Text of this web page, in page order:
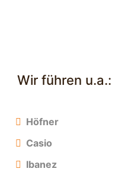
Wir führen u.a.:
Höfner
Casio
Ibanez